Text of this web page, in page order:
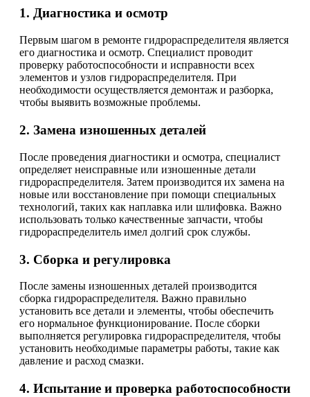
1. Диагностика и осмотр
Первым шагом в ремонте гидрораспределителя является
его диагностика и осмотр. Специалист проводит
проверку работоспособности и исправности всех
элементов и узлов гидрораспределителя. При
необходимости осуществляется демонтаж и разборка,
чтобы выявить возможные проблемы.
2. Замена изношенных деталей
После проведения диагностики и осмотра, специалист
определяет неисправные или изношенные детали
гидрораспределителя. Затем производится их замена на
новые или восстановление при помощи специальных
технологий, таких как наплавка или шлифовка. Важно
использовать только качественные запчасти, чтобы
гидрораспределитель имел долгий срок службы.
3. Сборка и регулировка
После замены изношенных деталей производится
сборка гидрораспределителя. Важно правильно
установить все детали и элементы, чтобы обеспечить
его нормальное функционирование. После сборки
выполняется регулировка гидрораспределителя, чтобы
установить необходимые параметры работы, такие как
давление и расход смазки.
4. Испытание и проверка работоспособности